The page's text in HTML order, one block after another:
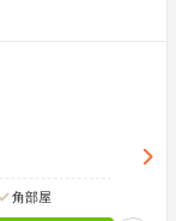
角部屋